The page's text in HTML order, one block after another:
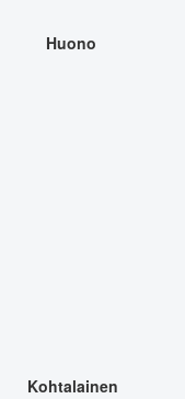
Huono
Kohtalainen